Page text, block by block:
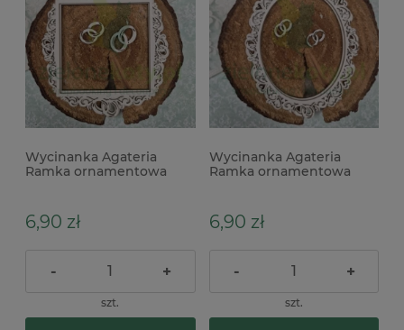
Wycinanka Agateria
Ramka ornamentowa
do exploding boxa
6,90 zł
- +
szt.
Wycinanka Agateria
Ramka ornamentowa
exploding boxa
6,90 zł
- +
szt.